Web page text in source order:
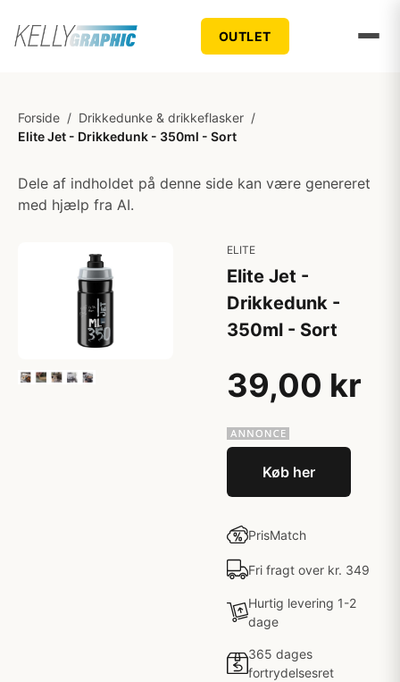
OUTLET
Forside / Drikkedunke & drikkeflasker /
Elite Jet - Drikkedunk - 350ml - Sort
Dele af indholdet på denne side kan være genereret
med hjælp fra AI.
ELITE
Elite Jet -
Drikkedunk -
350ml - Sort
39,00 kr
Køb her
PrisMatch
Fri fragt over kr. 349
Hurtig levering 1-2
dage
365 dages
fortrydelsesret